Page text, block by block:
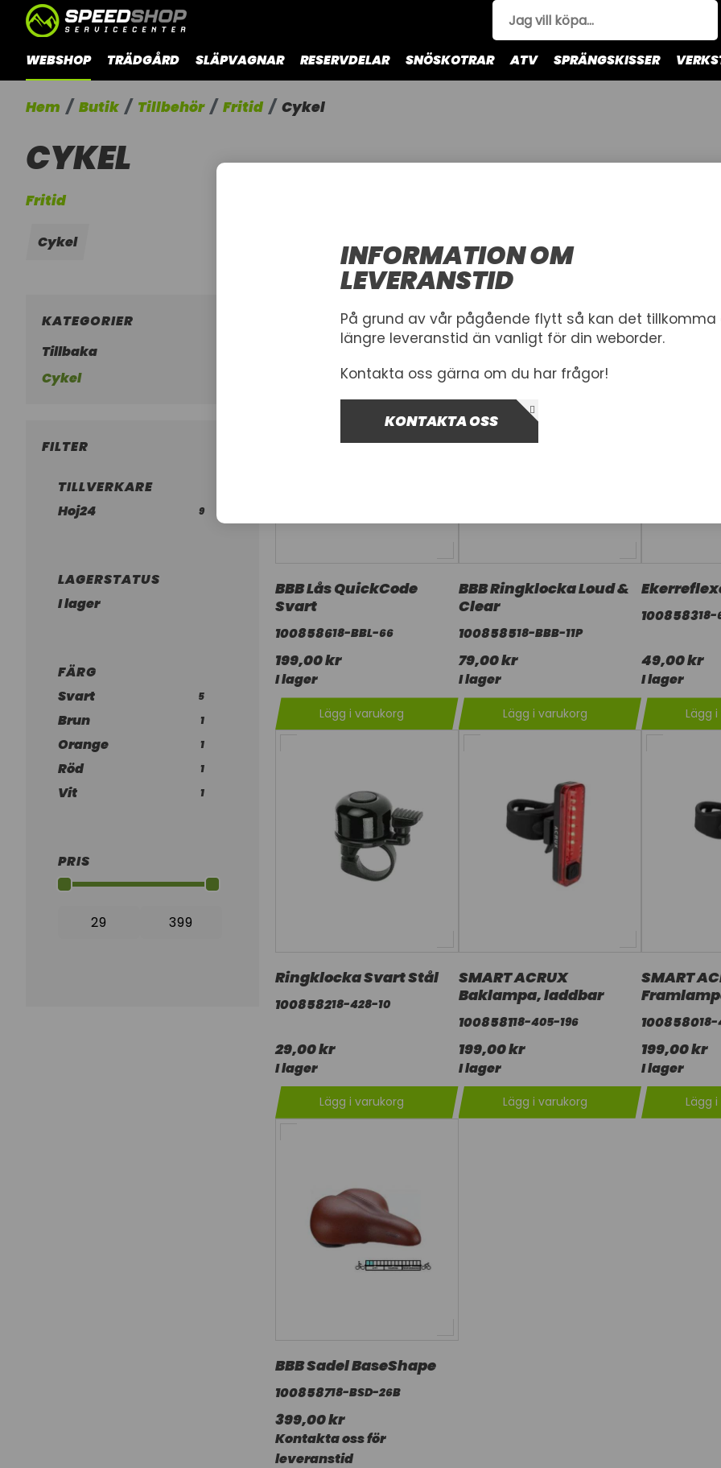
WEBSHOP TRÄDGÅRD SLÄPVAGNAR RESERVDELAR SNÖSKOTRAR ATV SPRÄNGSKISSER
Hem Butik Tillbehör Fritid Cykel
CYKEL
Fritid
Cykel
KATEGORIER
Tillbaka
Cykel
FILTER
TILLVERKARE
Hoj24
9
LAGERSTATUS
I lager
FÄRG
Svart
5
Brun 1
Orange 1
Röd 1
Vit 1
PRIS
BBB Lås QuickCode
Svart
100858618-BBL-66
199,00 kr
I lager
Lägg i varukorg
BBB Ringklocka Loud &
Clear
100858518-BBB-11P
79,00 kr
I lager
Lägg i varukorg
100858318-
49,00 kr
I lager
Lägg
Ringklocka Svart Stål
100858218-428-10
29,00 kr
I lager
Lägg i varukorg
SMART ACRUX
Baklampa, laddbar
100858118-405-196
199,00 kr
I lager
Lägg i varukorg
SMART
1008580
199,00 kr
I lager
Lägg
BBB Sadel BaseShape
100858718-BSD-26B
399,00 kr
Kontakta oss för
leveranstid
INFORMATION OM
LEVERANSTID
På grund av vår pågående flytt så kan det tillkomma
längre leveranstid än vanligt för din weborder.
Kontakta oss gärna om du har frågor!
KONTAKTA OSS